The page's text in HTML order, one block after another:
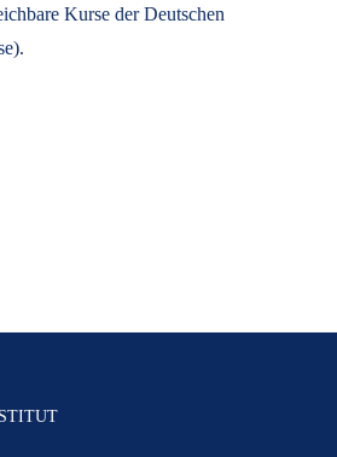
Kurse der Deutschen